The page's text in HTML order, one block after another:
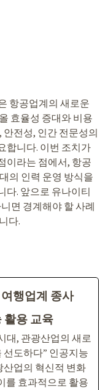
항공업계의 새로운
효율성 증대와 비용
전성, 인간 전문성의
합니다. 이번 조치가
이라는 점에서, 항공
의 인력 운영 방식을
다. 앞으로 유나이티
면 경계해야 할 사례
다.
행업계 종사
활용 교육
대, 관광산업의 새로
선도하다” 인공지능
산업의 혁신적 변화
를 효과적으로 활용